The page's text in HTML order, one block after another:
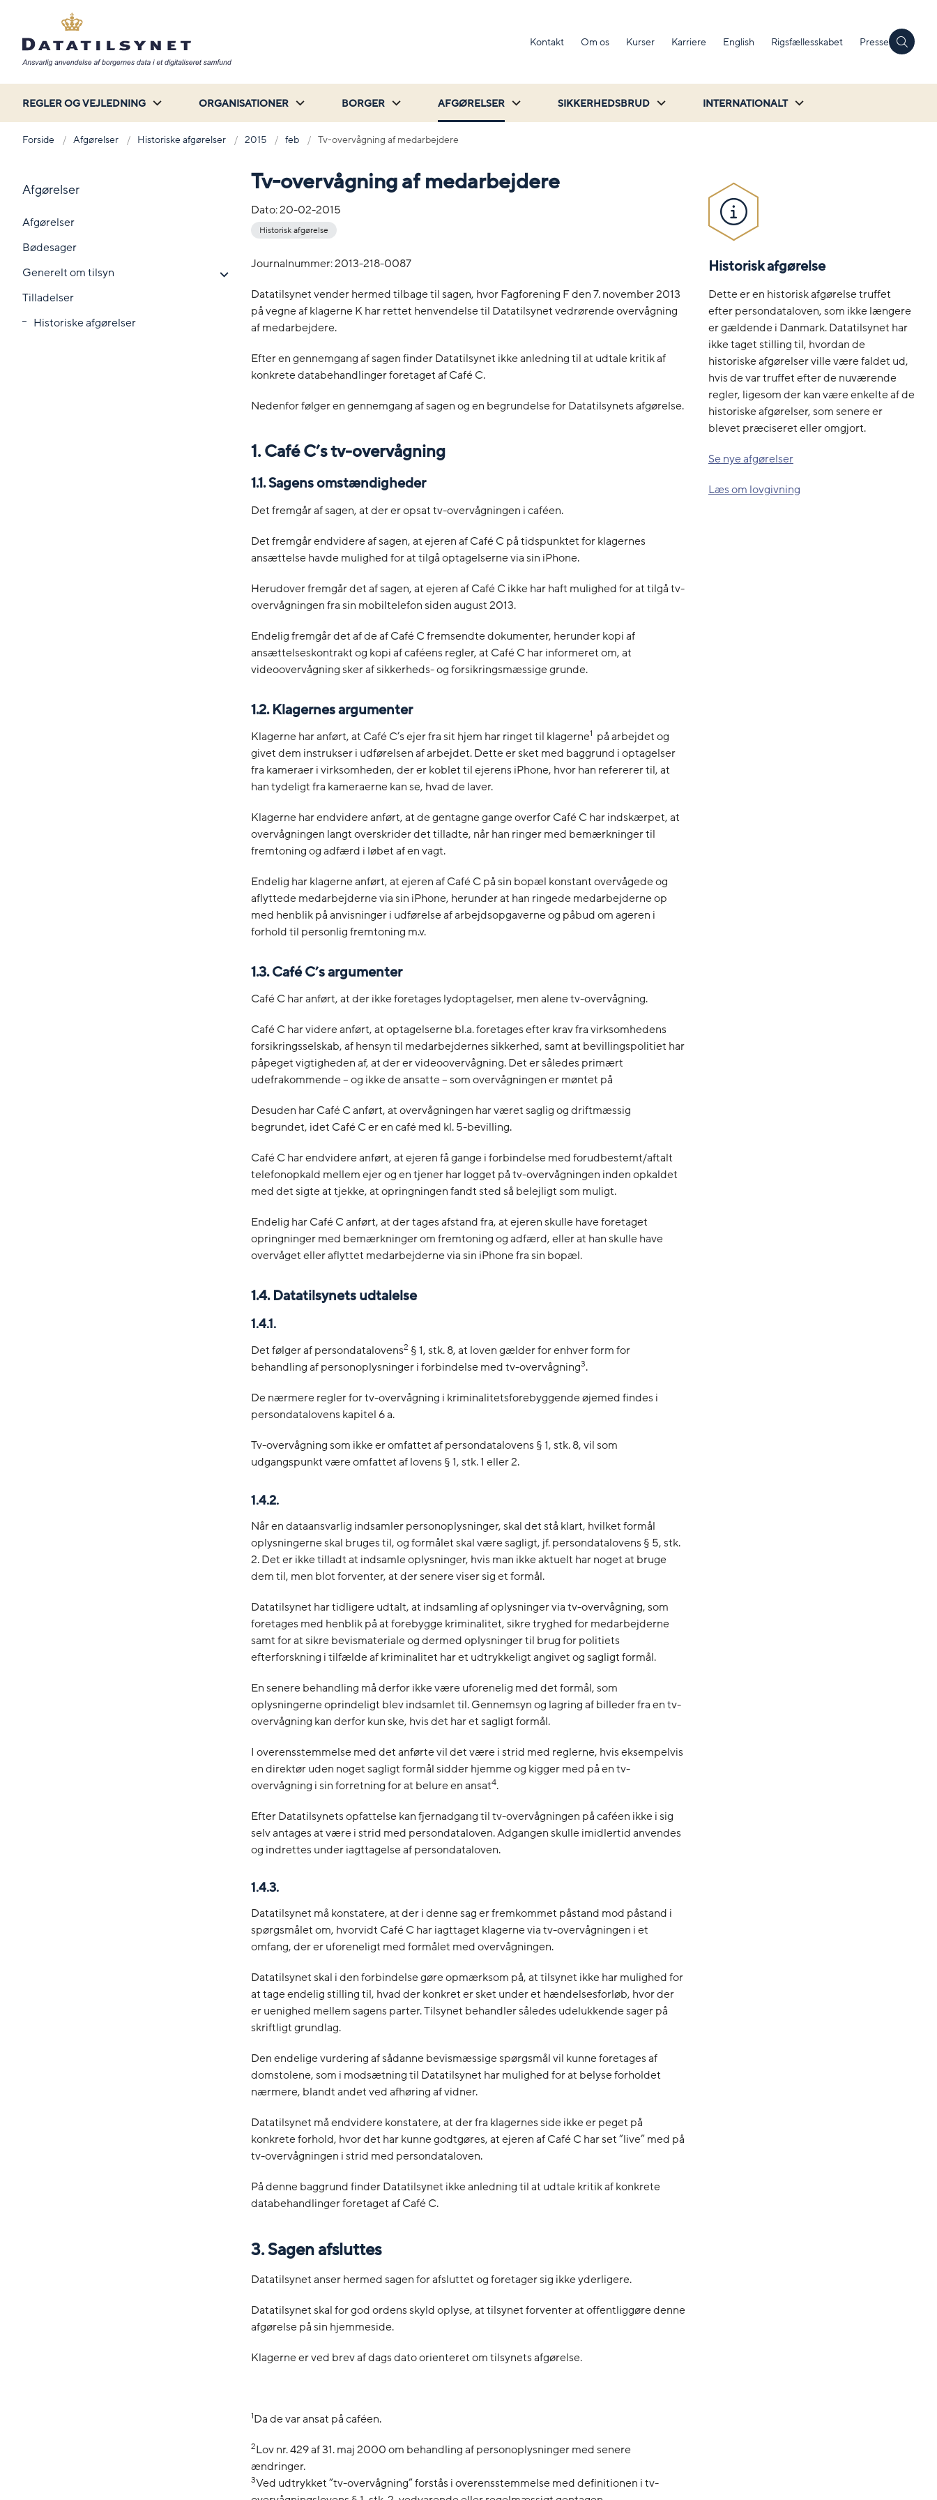
Kontakt Om os Kurser Karriere English Rigsfællesskabet Presse
REGLER OG VEJLEDNING ORGANISATIONER BORGER AFGØRELSER SIKKERHEDSBRUD INTERNATIONALT
Forside Afgørelser Historiske afgørelser 2015 feb Tv-overvågning af medarbejdere
Afgørelser
Afgørelser
Bødesager
Generelt om tilsyn
Tilladelser
Historiske afgørelser
Tv-overvågning af medarbejdere
Dato:20-02-2015
Historisk afgørelse
Journalnummer: 2013-218-0087
Datatilsynet vender hermed tilbage til sagen, hvor Fagforening F den 7. november 2013
på vegne af klagerne K har rettet henvendelse til Datatilsynet vedrørende overvågning
af medarbejdere.
Efter en gennemgang af sagen finder Datatilsynet ikke anledning til at udtale kritik af
konkrete databehandlinger foretaget af Café C.
Nedenfor følger en gennemgang af sagen og en begrundelse for Datatilsynets afgørelse.
1. Café C’s tv-overvågning
1.1. Sagens omstændigheder
Det fremgår af sagen, at der er opsat tv-overvågningen i caféen.
Det fremgår endvidere af sagen, at ejeren af Café C på tidspunktet for klagernes
ansættelse havde mulighed for at tilgå optagelserne via sin iPhone.
Herudover fremgår det af sagen, at ejeren af Café C ikke har haft mulighed for at tilgå tv-
overvågningen fra sin mobiltelefon siden august 2013.
Endelig fremgår det af de af Café C fremsendte dokumenter, herunder kopi af
ansættelseskontrakt og kopi af caféens regler, at Café C har informeret om, at
videoovervågning sker af sikkerheds- og forsikringsmæssige grunde.
1.2. Klagernes argumenter
Klagerne har anført, at Café C’s ejer fra sit hjem har ringet til klagerne1 på arbejdet og
givet dem instrukser i udførelsen af arbejdet. Dette er sket med baggrund i optagelser
fra kameraer i virksomheden, der er koblet til ejerens iPhone, hvor han refererer til, at
han tydeligt fra kameraerne kan se, hvad de laver.
Klagerne har endvidere anført, at de gentagne gange overfor Café C har indskærpet, at
overvågningen langt overskrider det tilladte, når han ringer med bemærkninger til
fremtoning og adfærd i løbet af en vagt.
Endelig har klagerne anført, at ejeren af Café C på sin bopæl konstant overvågede og
aflyttede medarbejderne via sin iPhone, herunder at han ringede medarbejderne op
med henblik på anvisninger i udførelse af arbejdsopgaverne og påbud om ageren i
forhold til personlig fremtoning m.v.
1.3. Café C’s argumenter
Café C har anført, at der ikke foretages lydoptagelser, men alene tv-overvågning.
Café C har videre anført, at optagelserne bl.a. foretages efter krav fra virksomhedens
forsikringsselskab, af hensyn til medarbejdernes sikkerhed, samt at bevillingspolitiet har
påpeget vigtigheden af, at der er videoovervågning. Det er således primært
udefrakommende – og ikke de ansatte – som overvågningen er møntet på
Desuden har Café C anført, at overvågningen har været saglig og driftmæssig
begrundet, idet Café C er en café med kl. 5-bevilling.
Café C har endvidere anført, at ejeren få gange i forbindelse med forudbestemt/aftalt
telefonopkald mellem ejer og en tjener har logget på tv-overvågningen inden opkaldet
med det sigte at tjekke, at opringningen fandt sted så belejligt som muligt.
Endelig har Café C anført, at der tages afstand fra, at ejeren skulle have foretaget
opringninger med bemærkninger om fremtoning og adfærd, eller at han skulle have
overvåget eller aflyttet medarbejderne via sin iPhone fra sin bopæl.
1.4. Datatilsynets udtalelse
1.4.1.
Det følger af persondatalovens2 § 1, stk. 8, at loven gælder for enhver form for
behandling af personoplysninger i forbindelse med tv-overvågning3.
De nærmere regler for tv-overvågning i kriminalitetsforebyggende øjemed findes i
persondatalovens kapitel 6 a.
Tv-overvågning som ikke er omfattet af persondatalovens § 1, stk. 8, vil som
udgangspunkt være omfattet af lovens § 1, stk. 1 eller 2.
1.4.2.
Når en dataansvarlig indsamler personoplysninger, skal det stå klart, hvilket formål
oplysningerne skal bruges til, og formålet skal være sagligt, jf. persondatalovens § 5, stk.
2. Det er ikke tilladt at indsamle oplysninger, hvis man ikke aktuelt har noget at bruge
dem til, men blot forventer, at der senere viser sig et formål.
Datatilsynet har tidligere udtalt, at indsamling af oplysninger via tv-overvågning, som
foretages med henblik på at forebygge kriminalitet, sikre tryghed for medarbejderne
samt for at sikre bevismateriale og dermed oplysninger til brug for politiets
efterforskning i tilfælde af kriminalitet har et udtrykkeligt angivet og sagligt formål.
En senere behandling må derfor ikke være uforenelig med det formål, som
oplysningerne oprindeligt blev indsamlet til. Gennemsyn og lagring af billeder fra en tv-
overvågning kan derfor kun ske, hvis det har et sagligt formål.
I overensstemmelse med det anførte vil det være i strid med reglerne, hvis eksempelvis
en direktør uden noget sagligt formål sidder hjemme og kigger med på en tv-
overvågning i sin forretning for at belure en ansat4.
Efter Datatilsynets opfattelse kan fjernadgang til tv-overvågningen på caféen ikke i sig
selv antages at være i strid med persondataloven. Adgangen skulle imidlertid anvendes
og indrettes under iagttagelse af persondataloven.
1.4.3.
Datatilsynet må konstatere, at der i denne sag er fremkommet påstand mod påstand i
spørgsmålet om, hvorvidt Café C har iagttaget klagerne via tv-overvågningen i et
omfang, der er uforeneligt med formålet med overvågningen.
Datatilsynet skal i den forbindelse gøre opmærksom på, at tilsynet ikke har mulighed for
at tage endelig stilling til, hvad der konkret er sket under et hændelsesforløb, hvor der
er uenighed mellem sagens parter. Tilsynet behandler således udelukkende sager på
skriftligt grundlag.
Den endelige vurdering af sådanne bevismæssige spørgsmål vil kunne foretages af
domstolene, som i modsætning til Datatilsynet har mulighed for at belyse forholdet
nærmere, blandt andet ved afhøring af vidner.
Datatilsynet må endvidere konstatere, at der fra klagernes side ikke er peget på
konkrete forhold, hvor det har kunne godtgøres, at ejeren af Café C har set ”live” med på
tv-overvågningen i strid med persondataloven.
På denne baggrund finder Datatilsynet ikke anledning til at udtale kritik af konkrete
databehandlinger foretaget af Café C.
3. Sagen afsluttes
Datatilsynet anser hermed sagen for afsluttet og foretager sig ikke yderligere.
Datatilsynet skal for god ordens skyld oplyse, at tilsynet forventer at offentliggøre denne
afgørelse på sin hjemmeside.
Klagerne er ved brev af dags dato orienteret om tilsynets afgørelse.
1Da de var ansat på caféen.
2Lov nr. 429 af 31. maj 2000 om behandling af personoplysninger med senere
ændringer.
3Ved udtrykket ”tv-overvågning” forstås i overensstemmelse med definitionen i tv-
Historisk afgørelse
Dette er en historisk afgørelse truffet
efter persondataloven, som ikke længere
er gældende i Danmark. Datatilsynet har
ikke taget stilling til, hvordan de
historiske afgørelser ville være faldet ud,
hvis de var truffet efter de nuværende
regler, ligesom der kan være enkelte af de
historiske afgørelser, som senere er
blevet præciseret eller omgjort.
Se nye afgørelser
Læs om lovgivning